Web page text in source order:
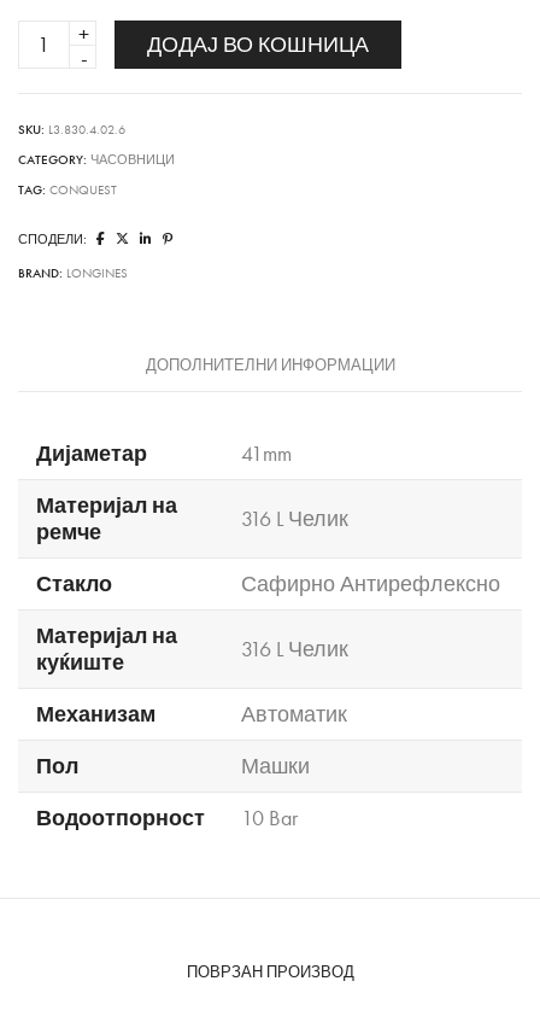
CONQUEST
quantity
ДОДАЈ ВО КОШНИЦА
SKU: L3.830.4.02.6
CATEGORY: ЧАСОВНИЦИ
TAG: CONQUEST
СПОДЕЛИ:
BRAND: LONGINES
ДОПОЛНИТЕЛНИ ИНФОРМАЦИИ
Дијаметар
41mm
Материјал на
ремче
316 L Челик
Стакло
Сафирно Антирефлексно
Материјал на
куќиште
316 L Челик
Механизам
Автоматик
Пол
Машки
Водоотпорност
10 Bar
ПОВРЗАН ПРОИЗВОД